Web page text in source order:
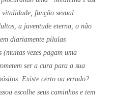
vitalidade, função sexual
a juventude eterna, o não
diariamente pílulas
vezes pagam uma
ser a cura para a sua
Existe certo ou errado?
escolhe seus caminhos e tem